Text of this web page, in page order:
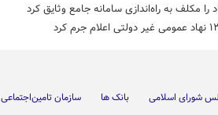
مکلف به راه‌اندازی سامانه جامع وثایق کرد
شورای اسلامی بانک ها سازمان تامین‌اجتماعی